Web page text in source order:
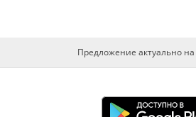
Предложение актуально на